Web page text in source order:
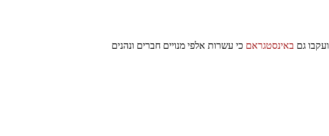
ועקבו גם באינסטגראם כי עשרות אלפי מנויים חברים ונהנים